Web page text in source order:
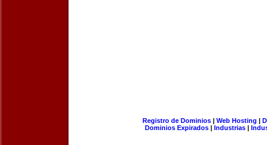
Registro de Dominios| Web Hosting |
Dominios Expirados | Industrias |